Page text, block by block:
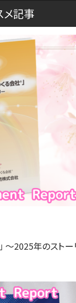
メ記事
〜2025年のスト